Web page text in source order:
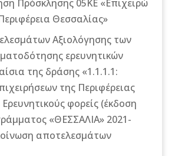
Πρόσκλησης 05ΚΕ «Επιχειρώ
Θεσσαλίας»
Αξιολόγησης των
ερευνητικών
της δράσης «1.1.1.1:
της Περιφέρειας
φορείς (έκδοση
«ΘΕΣΣΑΛΙΑ» 2021-
αποτελεσμάτων